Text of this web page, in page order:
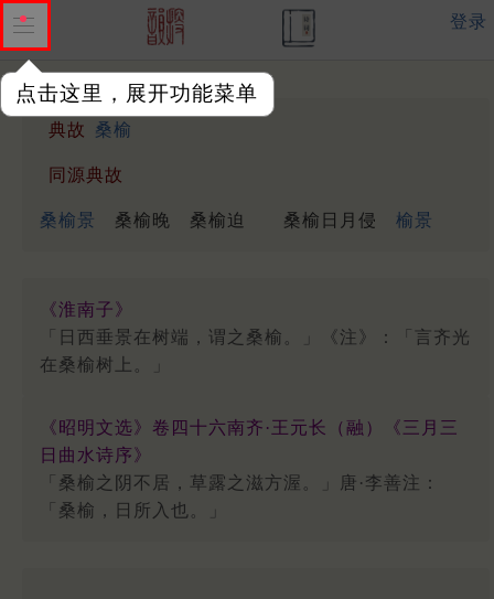
点击这里，展开功能菜单
登录
典故 桑榆
同源典故
桑榆景 桑榆晚 桑榆迫 桑榆日月侵 榆景
《淮南子》
「日西垂景在树端，谓之桑榆。」《注》：「言齐光
在桑榆树上。」
《昭明文选》卷四十六南齐·王元长（融）《三月三
日曲水诗序》
「桑榆之阴不居，草露之滋方渥。」唐·李善注：
「桑榆，日所入也。」